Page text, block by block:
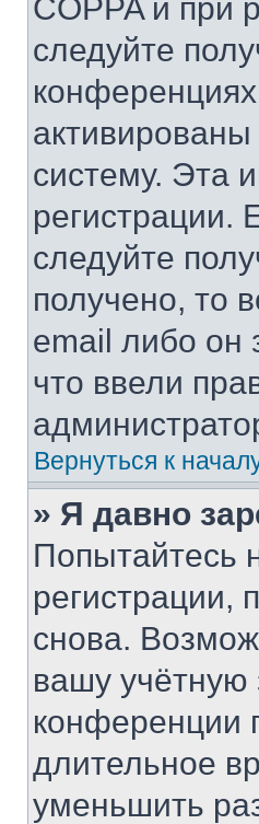
COPPA и при
следуйте
систему. Эта
следуйте
получено, то
email либо он
что ввели
Вернуться к
» Я давно
Попытайтесь
регистрации,
снова.
вашу учётную
конференции
длительное
уменьшить